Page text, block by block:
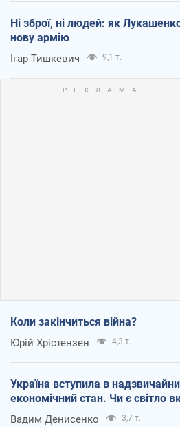
Ні зброї, ні людей: як
нову армію
Ігар Тишкевич 9,1 т.
Коли закінчиться війна?
Юрій Хрістензен 4,3 т.
Україна вступила в
економічний стан. Чи є світло
Вадим Денисенко 3,7 т.